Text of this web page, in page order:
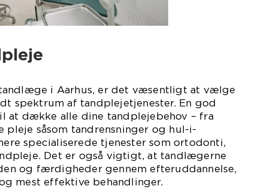
i Aarhus, er det væsentligt at vælge
spektrum af tandplejetjenester. En god
dække alle dine tandplejebehov – fra
såsom tandrensninger og hul-i-
specialiserede tjenester som ortodonti,
Det er også vigtigt, at tandlægerne
og færdigheder gennem efteruddannelse,
mest effektive behandlinger.